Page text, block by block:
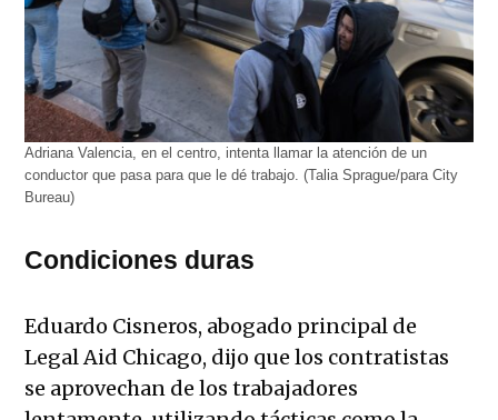
Adriana Valencia, en el centro, intenta llamar la atención de un
conductor que pasa para que le dé trabajo. (Talia Sprague/para City
Bureau)
Condiciones duras
Eduardo Cisneros, abogado principal de
Legal Aid Chicago, dijo que los contratistas
se aprovechan de los trabajadores